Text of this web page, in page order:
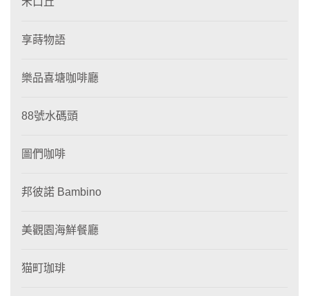
享蒔物語
樂品喜塘咖啡廳
88號水碼頭
圖們咖啡
邦彼諾 Bambino
美觀園海鮮餐廳
猫町珈琲